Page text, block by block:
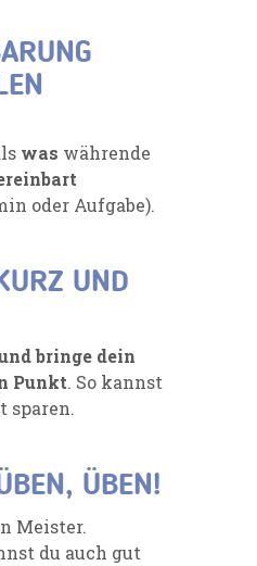
was währende
oder Aufgabe).
UND
bringe dein
Punkt. So kannst
sparen.
ÜBEN!
Meister.
du auch gut